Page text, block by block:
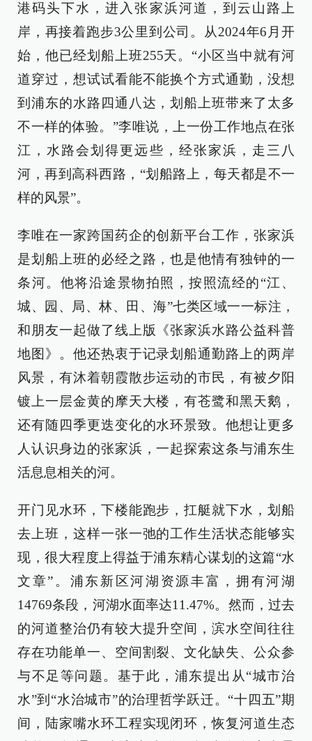
港码头下水，进入张家浜河道，到云山路上
岸，再接着跑步3公里到公司。从2024年6月开
始，他已经划船上班255天。“小区当中就有河
道穿过，想试试看能不能换个方式通勤，没想
到浦东的水路四通八达，划船上班带来了太多
不一样的体验。”李唯说，上一份工作地点在张
江，水路会划得更远些，经张家浜，走三八
河，再到高科西路，“划船路上，每天都是不一
样的风景”。
李唯在一家跨国药企的创新平台工作，张家浜
是划船上班的必经之路，也是他情有独钟的一
条河。他将沿途景物拍照，按照流经的“江、
城、园、局、林、田、海”七类区域一一标注，
和朋友一起做了线上版《张家浜水路公益科普
地图》。他还热衷于记录划船通勤路上的两岸
风景，有沐着朝霞散步运动的市民，有被夕阳
镀上一层金黄的摩天大楼，有苍鹭和黑天鹅，
还有随四季更迭变化的水环景致。他想让更多
人认识身边的张家浜，一起探索这条与浦东生
活息息相关的河。
开门见水环，下楼能跑步，扛艇就下水，划船
去上班，这样一张一弛的工作生活状态能够实
现，很大程度上得益于浦东精心谋划的这篇“水
文章”。浦东新区河湖资源丰富，拥有河湖
14769条段，河湖水面率达11.47%。然而，过去
的河道整治仍有较大提升空间，滨水空间往往
存在功能单一、空间割裂、文化缺失、公众参
与不足等问题。基于此，浦东提出从“城市治
水”到“水治城市”的治理哲学跃迁。“十四五”期
间，陆家嘴水环工程实现闭环，恢复河道生态